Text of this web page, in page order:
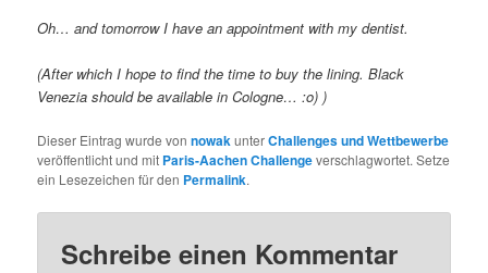
Oh… and tomorrow I have an appointment with my dentist.
(After which I hope to find the time to buy the lining. Black
Venezia should be available in Cologne… :o) )
Dieser Eintrag wurde vonnowakunterChallenges und Wettbewerbe
veröffentlicht und mit Paris-Aachen Challengeverschlagwortet. Setze
ein Lesezeichen für den Permalink.
Schreibe einen Kommentar